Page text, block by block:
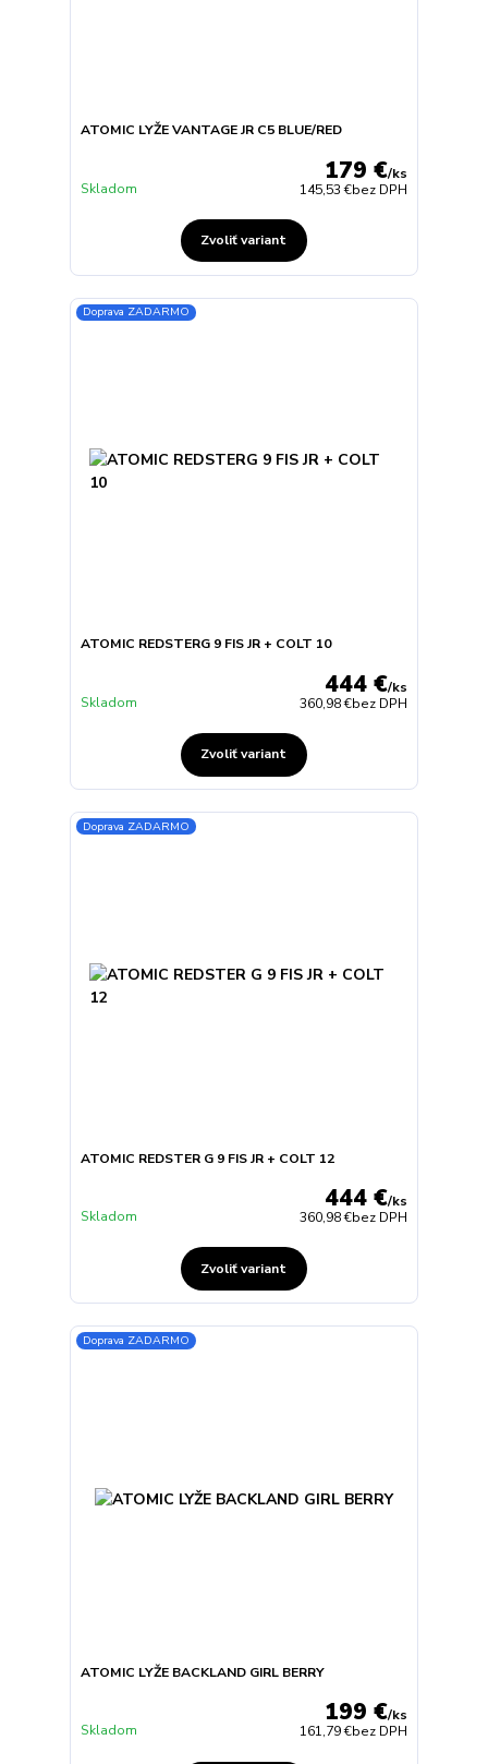
ATOMIC LYŽE VANTAGE JR C5 BLUE/RED
179 €/ks
145,53 €bez DPH
Skladom
Zvoliť variant
Doprava ZADARMO
ATOMIC REDSTERG 9 FIS JR + COLT 10
444 €/ks
360,98 €bez DPH
Skladom
Zvoliť variant
Doprava ZADARMO
ATOMIC REDSTER G 9 FIS JR + COLT 12
444 €/ks
360,98 €bez DPH
Skladom
Zvoliť variant
Doprava ZADARMO
ATOMIC LYŽE BACKLAND GIRL BERRY
199 €/ks
161,79 €bez DPH
Skladom